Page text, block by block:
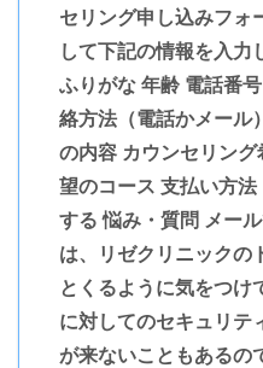
セリング申し込みフォ
して下記の情報を入力
ふりがな 年齢 電話番
絡方法（電話かメール
の内容 カウンセリン
望のコース 支払い方
する 悩み・質問 メー
は、リゼクリニックの
とくるように気をつけ
に対してのセキュリテ
が来ないこともあるの